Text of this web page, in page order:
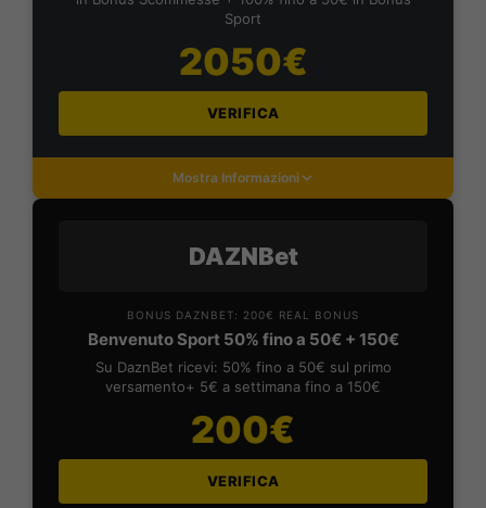
Sport
2050€
VERIFICA
Mostra Informazioni
DAZNBet
BONUS DAZNBET: 200€ REAL BONUS
Benvenuto Sport 50% fino a 50€ + 150€
Su DaznBet ricevi: 50% fino a 50€ sul primo
versamento+ 5€ a settimana fino a 150€
200€
VERIFICA